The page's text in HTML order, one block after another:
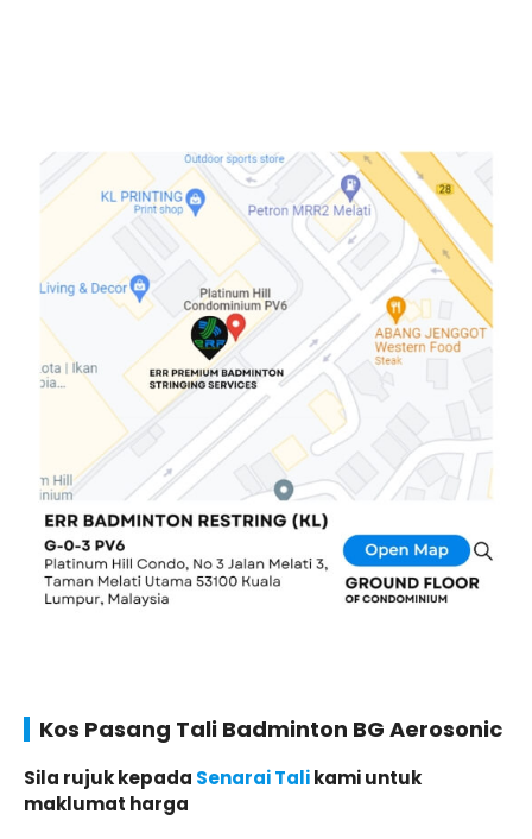
Kos Pasang Tali Badminton BG Aerosonic
Sila rujuk kepada Senarai Talikami untuk
maklumat harga